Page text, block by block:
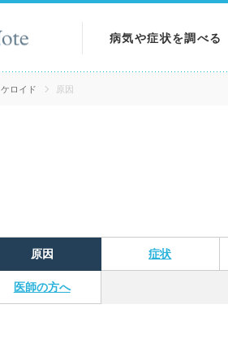
病気や症状を調べる
病気を調べる
ケロイド 原因
原因 症状
医師の方へ